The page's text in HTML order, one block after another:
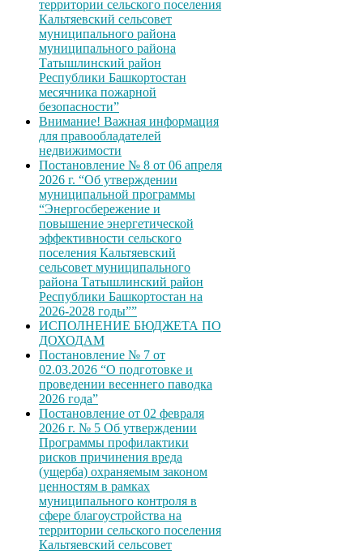
территории сельского поселения
Кальтяевский сельсовет
муниципального района
муниципального района
Татышлинский район
Республики Башкортостан
месячника пожарной
безопасности”
Внимание! Важная информация
для правообладателей
недвижимости
Постановление № 8 от 06 апреля
2026 г. “Об утверждении
муниципальной программы
“Энергосбережение и
повышение энергетической
эффективности сельского
поселения Кальтяевский
сельсовет муниципального
района Татышлинский район
Республики Башкортостан на
2026-2028 годы””
ИСПОЛНЕНИЕ БЮДЖЕТА ПО
ДОХОДАМ
Постановление № 7 от
02.03.2026 “О подготовке и
проведении весеннего паводка
2026 года”
Постановление от 02 февраля
2026 г. № 5 Об утверждении
Программы профилактики
рисков причинения вреда
(ущерба) охраняемым законом
ценностям в рамках
муниципального контроля в
сфере благоустройства на
территории сельского поселения
Кальтяевский сельсовет